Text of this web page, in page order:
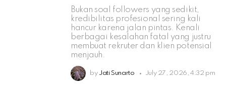
Bukan soal followers yang sedikit,
kredibilitas profesional sering kali
hancur karena jalan pintas. Kenali
berbagai kesalahan fatal yang justru
membuat rekruter dan klien potensial
menjauh.
by Jati Sunarto July 27, 2026, 4:32 pm